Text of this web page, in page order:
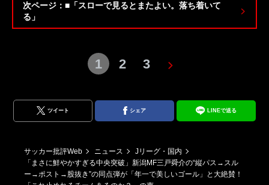
次ページ：■「スローで見るとまたよい。落ち着いて
る」
1 2 3
ツイート シェア LINEで送る
サッカー批評Web ニュース
Jリーグ・国内
「まさに鮮やかすぎる中央突破」新潟MF三戸舜介の“縦パス→スル
ー→ポスト→股抜き”の同点弾が「年一で美しいゴール」と大絶賛！